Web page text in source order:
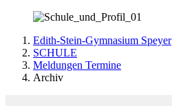
Edith-Stein-Gymnasium Speyer
SCHULE
Meldungen Termine
Archiv